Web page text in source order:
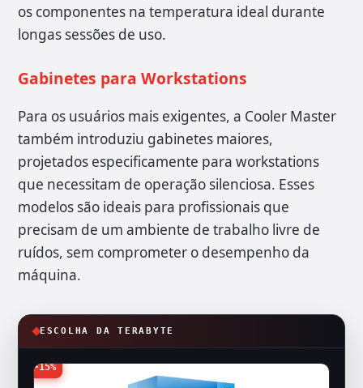
os componentes na temperatura ideal durante
longas sessões de uso.
Gabinetes para Workstations
Para os usuários mais exigentes, a Cooler Master
também introduziu gabinetes maiores,
projetados especificamente para workstations
que necessitam de operação silenciosa. Esses
modelos são ideais para profissionais que
precisam de um ambiente de trabalho livre de
ruídos, sem comprometer o desempenho da
máquina.
ESCOLHA DA TERABYTE
-15%